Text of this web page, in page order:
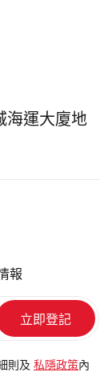
海運大廈地
報
則及 私隱政策 內